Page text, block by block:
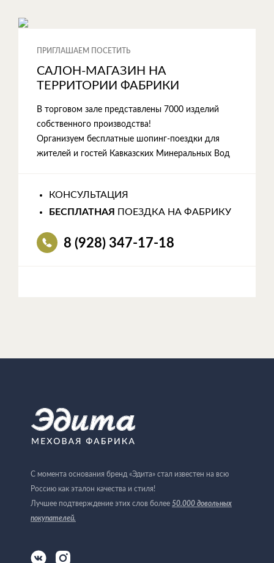
ПРИГЛАШАЕМ ПОСЕТИТЬ
САЛОН-МАГАЗИН НА
ТЕРРИТОРИИ ФАБРИКИ
В торговом зале представлены 7000 изделий
собственного производства!
Организуем бесплатные шопинг-поездки для
жителей и гостей Кавказских Минеральных Вод
КОНСУЛЬТАЦИЯ
БЕСПЛАТНАЯ
ПОЕЗДКА НА ФАБРИКУ
8 (928) 347-17-18
С момента основания бренд «Эдита» стал известен на всю
Россию как эталон качества и стиля!
Лучшее подтверждение этих слов более 50.000 довольных
покупателей.